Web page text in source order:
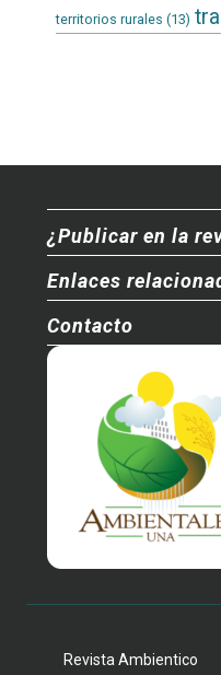
territorios rurales (13)
¿Publicar en la
Enlaces
Contacto
Revista Ambientico